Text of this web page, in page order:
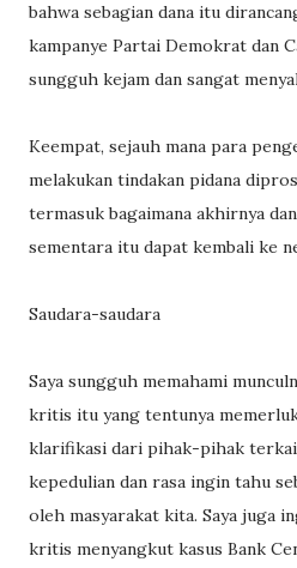
bahwa sebagian dana itu
kampanye Partai Demokrat dan
sungguh kejam dan sangat
Keempat, sejauh mana para
melakukan tindakan pidana
termasuk bagaimana akhirnya
sementara itu dapat kembali ke
Saudara-saudara
Saya sungguh memahami
kritis itu yang tentunya
klarifikasi dari pihak-pihak
kepedulian dan rasa ingin tahu
oleh masyarakat kita. Saya juga
kritis menyangkut kasus Bank